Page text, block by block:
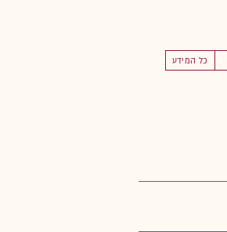
כל המידע